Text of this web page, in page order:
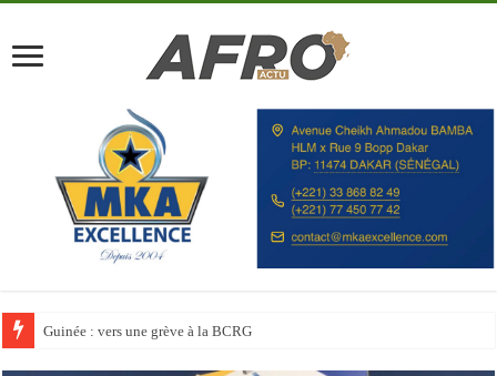
Discours à la Nation : Alassane Ouattara appelle les Ivoiriens à « l’unité,